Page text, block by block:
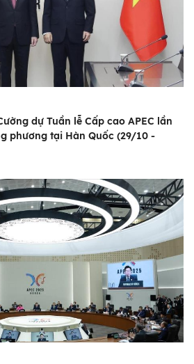
dự Tuần lễ Cấp cao APEC lần
phương tại Hàn Quốc (29/10 -